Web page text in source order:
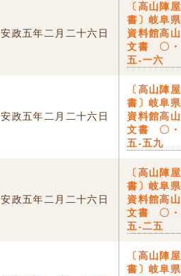
安政五年二月二十六日
〔高山陣
書〕岐阜
資料館高
文書 〇
五-一六
安政五年二月二十六日
〔高山陣
書〕岐阜
資料館高
文書 〇
五-五九
安政五年二月二十六日
〔高山陣
書〕岐阜
資料館高
文書 〇
五-二五
〔高山陣
書〕岐阜